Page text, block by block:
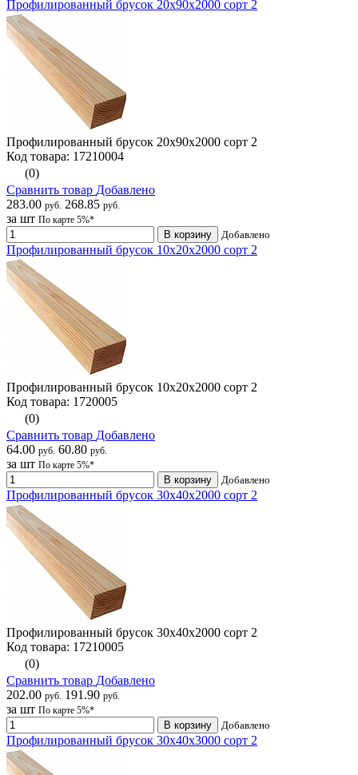
Профилированный брусок 20х90х2000 сорт 2
Профилированный брусок 20х90х2000 сорт 2
Код товара: 17210004
(0)
Сравнить товар Добавлено
283.00 руб. 268.85 руб.
за шт По карте 5%*
В корзину Добавлено
Профилированный брусок 10х20х2000 сорт 2
Профилированный брусок 10х20х2000 сорт 2
Код товара: 1720005
(0)
Сравнить товар Добавлено
64.00 руб. 60.80 руб.
за шт По карте 5%*
В корзину Добавлено
Профилированный брусок 30х40х2000 сорт 2
Профилированный брусок 30х40х2000 сорт 2
Код товара: 17210005
(0)
Сравнить товар Добавлено
202.00 руб. 191.90 руб.
за шт По карте 5%*
В корзину Добавлено
Профилированный брусок 30х40х3000 сорт 2